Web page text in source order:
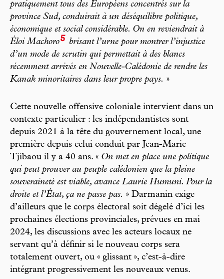
pratiquement tous des Européens concentrés sur la
province Sud, conduirait à un déséquilibre politique,
économique et social considérable. On en reviendrait à
Éloi Machoro5 brisant l’urne pour montrer l’injustice
d’un mode de scrutin qui permettait à des blancs
récemment arrivés en Nouvelle-Calédonie de rendre les
Kanak minoritaires dans leur propre pays. »
Cette nouvelle offensive coloniale intervient dans un
contexte particulier : les indépendantistes sont
depuis 2021 à la tête du gouvernement local, une
première depuis celui conduit par Jean-Marie
Tjibaou il y a 40 ans. « On met en place une politique
qui peut prouver au peuple calédonien que la pleine
souveraineté est viable, avance Laurie Humuni. Pour la
droite et l’État, ça ne passe pas. » Darmanin exige
d’ailleurs que le corps électoral soit dégelé d’ici les
prochaines élections provinciales, prévues en mai
2024, les discussions avec les acteurs locaux ne
servant qu’à définir si le nouveau corps sera
totalement ouvert, ou « glissant », c’est-à-dire
intégrant progressivement les nouveaux venus.